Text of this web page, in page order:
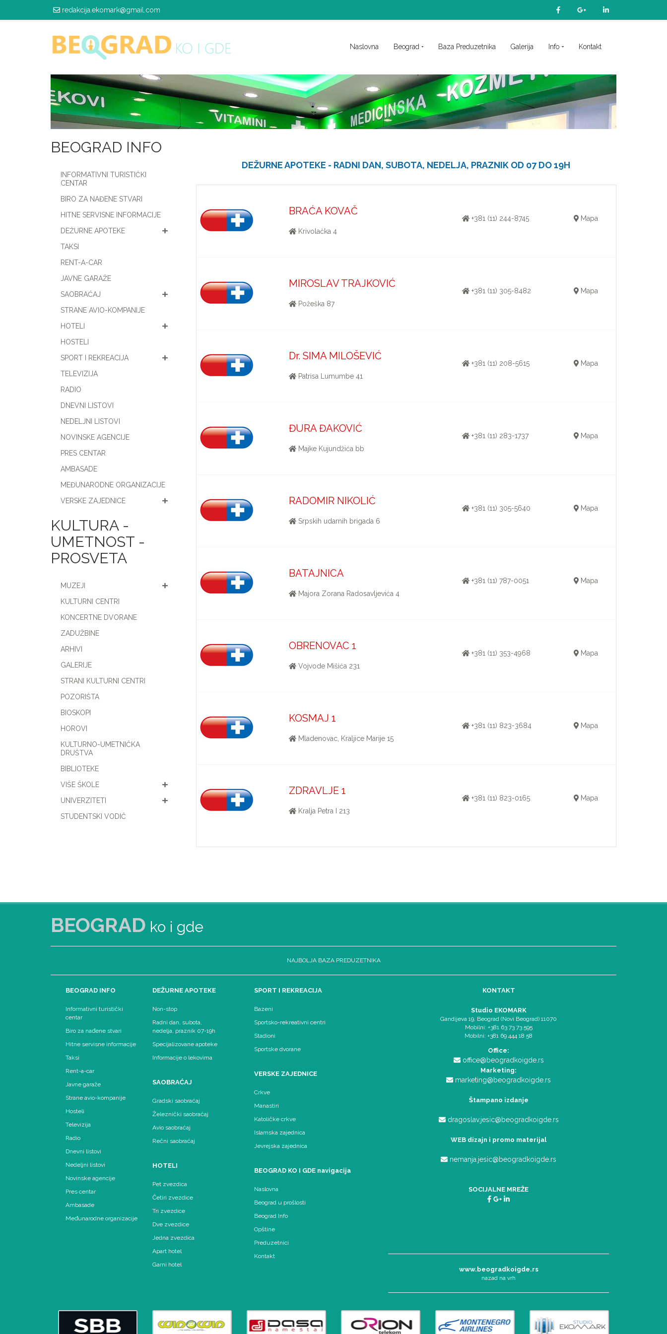
redakcija.ekomark@gmail.com
Naslovna Beograd Baza Preduzetnika Galerija Info Kontakt
BEOGRAD INFO
INFORMATIVNI TURISTIČKI
CENTAR
BIRO ZA NAĐENE STVARI
HITNE SERVISNE INFORMACIJE
DEŽURNE APOTEKE
TAKSI
RENT-A-CAR
JAVNE GARAŽE
SAOBRAĆAJ
STRANE AVIO-KOMPANIJE
HOTELI
HOSTELI
SPORT I REKREACIJA
TELEVIZIJA
RADIO
DNEVNI LISTOVI
NEDELJNI LISTOVI
NOVINSKE AGENCIJE
PRES CENTAR
AMBASADE
MEĐUNARODNE ORGANIZACIJE
VERSKE ZAJEDNICE
KULTURA -
UMETNOST -
PROSVETA
MUZEJI
KULTURNI CENTRI
KONCERTNE DVORANE
ZADUŽBINE
ARHIVI
GALERIJE
STRANI KULTURNI CENTRI
POZORIŠTA
BIOSKOPI
HOROVI
KULTURNO-UMETNIČKA
DRUŠTVA
BIBLIOTEKE
VIŠE ŠKOLE
UNIVERZITETI
STUDENTSKI VODIČ
DEŽURNE APOTEKE - RADNI DAN, SUBOTA, NEDELJA, PRAZNIK OD 07 DO 19H
BRAĆA KOVAČ
Krivolačka 4
+381 (11) 244-8745 Mapa
MIROSLAV TRAJKOVIĆ
Požeška 87
+381 (11) 305-8482 Mapa
Dr. SIMA MILOŠEVIĆ
Patrisa Lumumbe 41
+381 (11) 208-5615 Mapa
ĐURA ĐAKOVIĆ
Majke Kujundžića bb
+381 (11) 283-1737 Mapa
RADOMIR NIKOLIĆ
Srpskih udarnih brigada 6
+381 (11) 305-5640 Mapa
BATAJNICA
Majora Zorana Radosavljevića 4
+381 (11) 787-0051 Mapa
OBRENOVAC 1
Vojvode Mišića 231
+381 (11) 353-4968 Mapa
KOSMAJ 1
Mladenovac, Kraljice Marije 15
+381 (11) 823-3684 Mapa
ZDRAVLJE 1
Kralja Petra I 213
+381 (11) 823-0165 Mapa
BEOGRAD ko i gde
NAJBOLJA BAZA PREDUZETNIKA
BEOGRAD INFO
Informativni turistički
centar
Biro za nađene stvari
Hitne servisne informacije
Taksi
Rent-a-car
Javne garaže
Strane avio-kompanije
Hosteli
Televizija
Radio
Dnevni listovi
Nedeljni listovi
Novinske agencije
Pres centar
Ambasade
Međunarodne organizacije
DEŽURNE APOTEKE
Non-stop
Radni dan, subota,
nedelja, praznik 07-19h
Specijalizovane apoteke
Informacije o lekovima
SAOBRAĆAJ
Gradski saobraćaj
Železnički saobraćaj
Avio saobraćaj
Rečni saobraćaj
HOTELI
Pet zvezdica
Četiri zvezdice
Tri zvezdice
Dve zvezdice
Jedna zvezdica
Apart hotel
Garni hotel
SPORT I REKREACIJA
Bazeni
Sportsko-rekreativni centri
Stadioni
Sportske dvorane
VERSKE ZAJEDNICE
Crkve
Manastiri
Katoličke crkve
Islamska zajednica
Jevrejska zajednica
BEOGRAD KO I GDE navigacija
Naslovna
Beograd u prošlosti
Beograd Info
Opštine
Preduzetnici
Kontakt
KONTAKT
Studio EKOMARK
Gandijeva 19, Beograd (Novi Beograd) 11070
Mobilni: +381 63 73 73 595
Mobilni: +381 69 444 18 58
Office:
office@beogradkoigde.rs
Marketing:
marketing@beogradkoigde.rs
Štampano izdanje
dragoslav.jesic@beogradkoigde.rs
WEB dizajn i promo materijal
nemanja.jesic@beogradkoigde.rs
SOCIJALNE MREŽE
www.beogradkoigde.rs
nazad na vrh